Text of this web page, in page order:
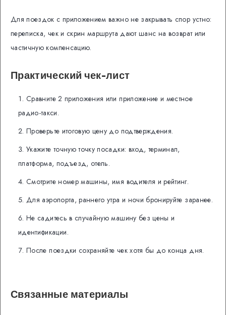
Для поездок с приложением важно не закрывать спор устно:
переписка, чек и скрин маршрута дают шанс на возврат или
частичную компенсацию.
Практический чек-лист
Сравните 2 приложения или приложение и местное
радио-такси.
Проверьте итоговую цену до подтверждения.
Укажите точную точку посадки: вход, терминал,
платформа, подъезд, отель.
Смотрите номер машины, имя водителя и рейтинг.
Для аэропорта, раннего утра и ночи бронируйте заранее.
Не садитесь в случайную машину без цены и
идентификации.
После поездки сохраняйте чек хотя бы до конца дня.
Связанные материалы